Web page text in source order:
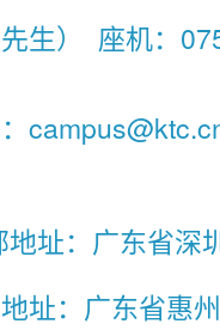
生） 座机：
址：广东省深
址：广东省惠